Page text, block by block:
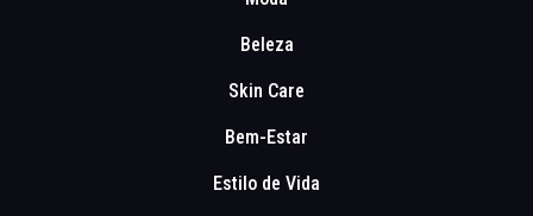
Beleza
Skin Care
Bem-Estar
Estilo de Vida